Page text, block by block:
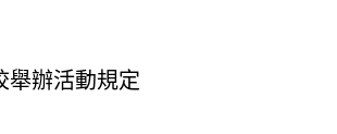
舉辦活動規定